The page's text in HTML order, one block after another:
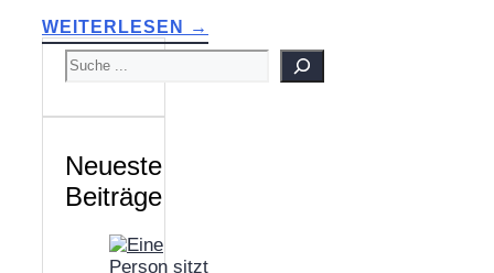
WEITERLESEN →
SUCHEN
Neueste
Beiträge